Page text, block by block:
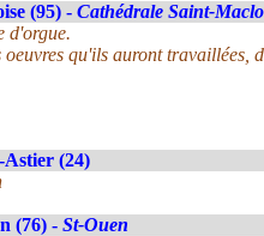
(95) - Cathédrale Saint-
d'orgue.
qu'ils auront travaillées,
Astier (24)
(76) - St-Ouen